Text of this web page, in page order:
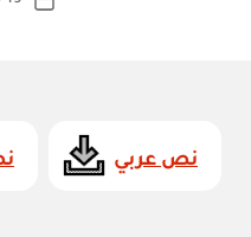
نص عربي